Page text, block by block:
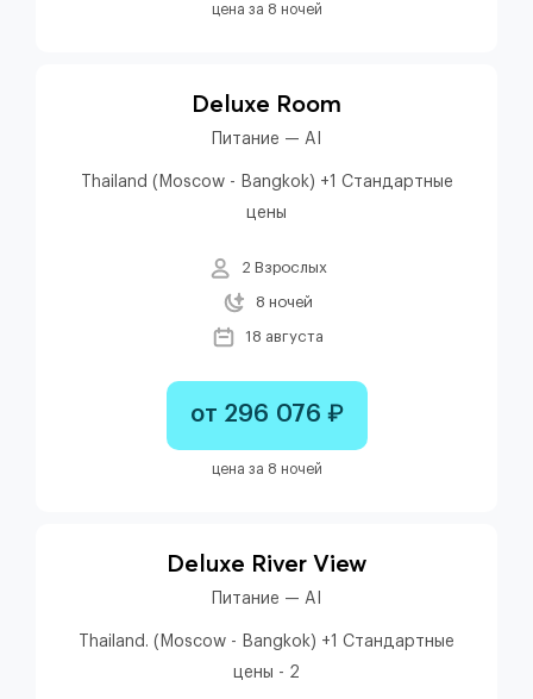
цена за 8 ночей
Deluxe Room
Питание — AI
Thailand (Moscow - Bangkok) +1 Стандартные
цены
2 Взрослых
8 ночей
18 августа
от 296 076 ₽
цена за 8 ночей
Deluxe River View
Питание — AI
Thailand. (Moscow - Bangkok) +1 Стандартные
цены - 2